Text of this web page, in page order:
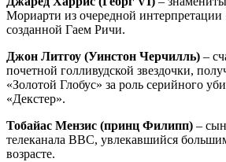
Мориарти из очередной
созданной Гаем Ричи.
Джон Литгоу (Уинстон Черчилль) –
почетной голливудской звездочки,
«Золотой Глобус» за роль серийного
«Декстер».
Тобайас Мензис (принц Филипп) –
телеканала BBС, увлекавшийся
возрасте.